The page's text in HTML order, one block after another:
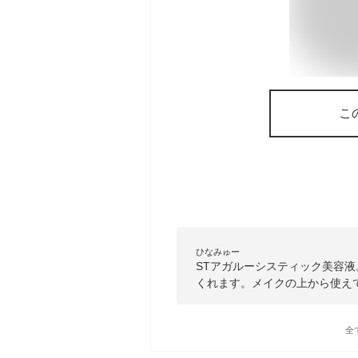
こ
ひなみゅー
STアガルーシスティック美容
くれます。メイクの上から使え
全